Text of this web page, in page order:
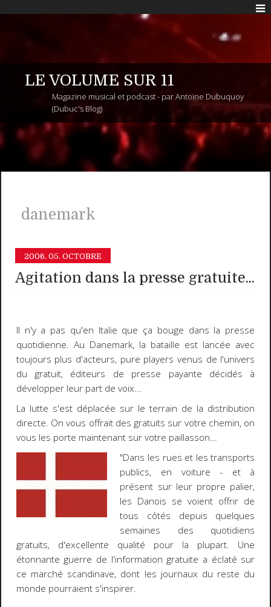
LE VOLUME SUR 11
Magazine musical et podcast - par Antoine Dubuquoy
(Dubuc's Blog)
danemark
2006. 05. OCTOBRE
Agitation dans la presse gratuite...
Il n'y a pas qu'en Italie que ça bouge dans la presse
quotidienne. Au Danemark, la bataille est lancée avec
toujours plus d'acteurs, pure players venus de l'univers
du gratuit, éditeurs de presse payante décidés à
développer leur part de voix...
La lutte s'est déplacée sur le terrain de la distribution
directe. On vous offrait des gratuits sur votre chemin, on
vous les porte maintenant sur votre paillasson...
"Dans les rues et les transports
publics, en voiture - et à
présent sur leur propre palier,
les Danois se voient offrir de
tous côtés depuis quelques
semaines des quotidiens
gratuits, d'excellente qualité pour la plupart. Une
étonnante guerre de l'information gratuite a éclaté sur
ce marché scandinave, dont les journaux du reste du
monde pourraient s'inspirer.